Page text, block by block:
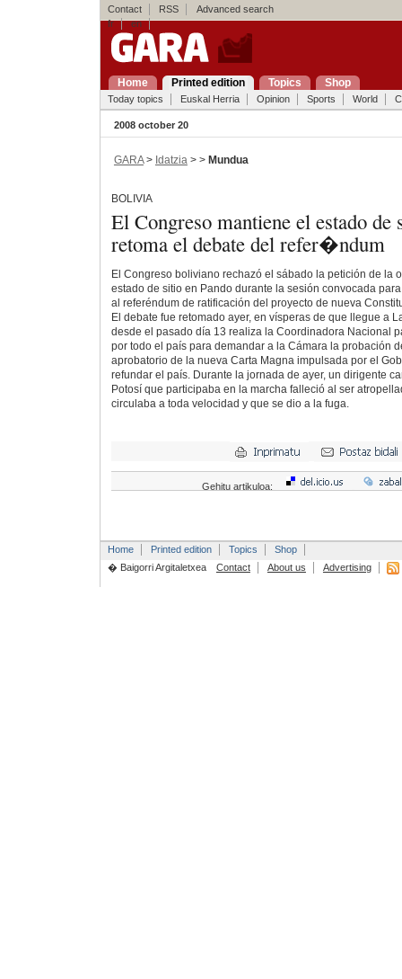
Contact RSS
Advanced search
fr
en
Home Printed edition Topics Shop
Today topics Euskal Herria Opinion Sports World
2008 october 20
GARA> Idatzia > > Mundua
BOLIVIA
El Congreso mantiene el estado de
retoma el debate del refer�ndum
El Congreso boliviano rechazó el sábado la petición de la
estado de sitio en Pando durante la sesión convocada
al referéndum de ratificación del proyecto de nueva
El debate fue retomado ayer, en vísperas de que llegue a
desde el pasado día 13 realiza la Coordinadora Nacional
por todo el país para demandar a la Cámara la probación
aprobatorio de la nueva Carta Magna impulsada por el
refundar el país. Durante la jornada de ayer, un dirigente
Potosí que participaba en la marcha falleció al ser
circulaba a toda velocidad y que se dio a la fuga.
Gehitu artikuloa:
Home Printed edition Topics
Shop
� Baigorri Argitaletxea
Contact About us Advertising